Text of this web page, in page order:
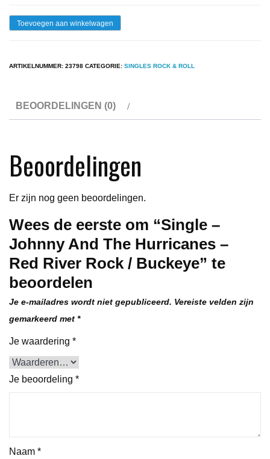
Single
Hurricanes
River
Rock
aantal
Toevoegen aan winkelwagen
ARTIKELNUMMER: 23798 CATEGORIE: SINGLES ROCK & ROLL
BEOORDELINGEN (0)
Beoordelingen
Er zijn nog geen beoordelingen.
Wees de eerste om “Single –
Johnny And The Hurricanes –
Red River Rock / Buckeye” te
beoordelen
Je e-mailadres wordt niet gepubliceerd. Vereiste velden zijn
gemarkeerd met *
Je waardering *
Je beoordeling *
Naam *